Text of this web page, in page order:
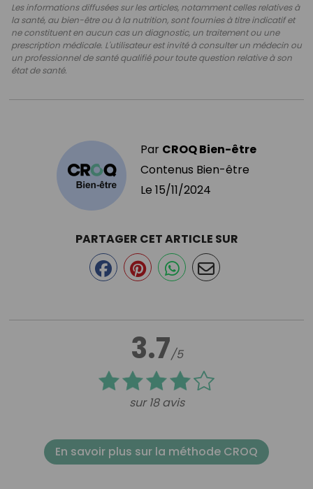
Les informations diffusées sur les articles, notamment celles relatives à
la santé, au bien-être ou à la nutrition, sont fournies à titre indicatif et
ne constituent en aucun cas un diagnostic, un traitement ou une
prescription médicale. L'utilisateur est invité à consulter un médecin ou
un professionnel de santé qualifié pour toute question relative à son
état de santé.
Par CROQ Bien-être
Contenus Bien-être
Le 15/11/2024
3.7/5
sur 18 avis
PARTAGER CET ARTICLE SUR
En savoir plus sur la méthode CROQ